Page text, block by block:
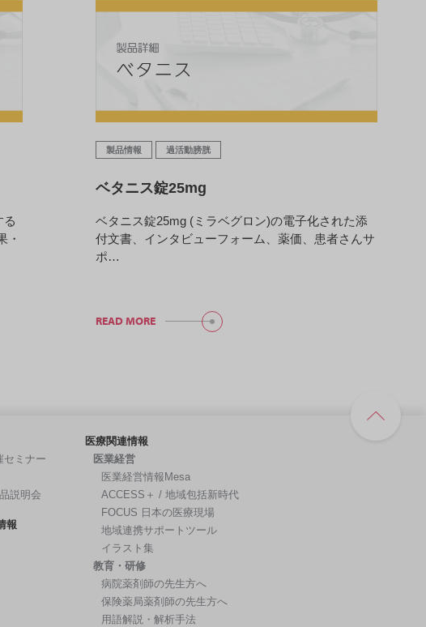
る
・
製品情報 過活動膀胱
ベタニス錠25mg
ベタニス錠25mg (ミラベグロン)の電子化された添
付文書、インタビューフォーム、薬価、患者さんサ
ポ…
READ MORE
セミナー
説明会
報
医療関連情報
医業経営
医業経営情報Mesa
ACCESS＋ / 地域包括新時代
FOCUS 日本の医療現場
地域連携サポートツール
イラスト集
教育・研修
病院薬剤師の先生方へ
保険薬局薬剤師の先生方へ
用語解説・解析手法